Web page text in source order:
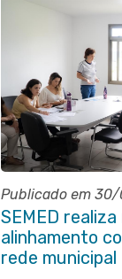
Publicado em
SEMED
alinhamento
rede municipal